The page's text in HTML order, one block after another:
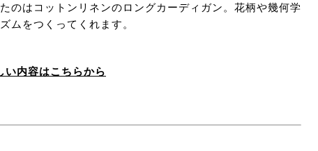
のはコットンリネンのロングカーディガン。花柄や幾何学
ムをつくってくれます。
い内容はこちらから